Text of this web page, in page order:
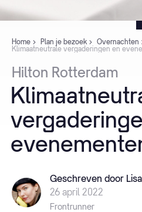
Home Plan je bezoek
Overnachten
Klimaatneutrale vergaderingen en
Hilton Rotterdam
Geschreven door
26 april 2022
Frontrunner